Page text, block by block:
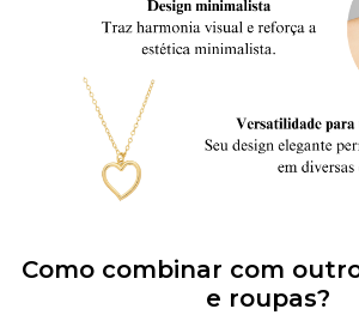
Como combinar com
e roupas?